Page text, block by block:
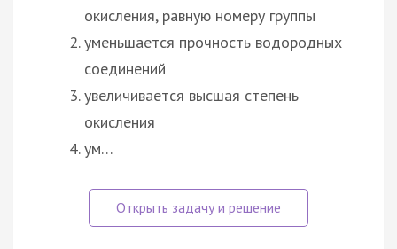
окисления, равную номеру группы
уменьшается прочность водородных
соединений
увеличивается высшая степень
окисления
ум…